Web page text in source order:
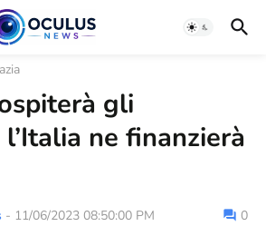
gli
ne finanzierà
- 11/06/2023 08:50:00 PM 0